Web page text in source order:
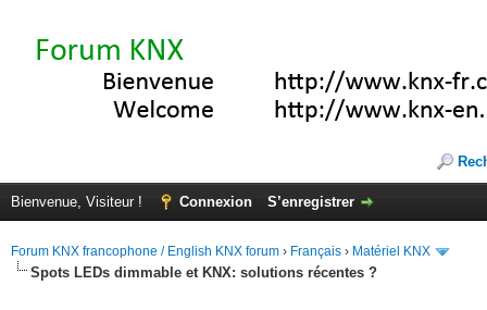
Bienvenue, Visiteur ! Connexion S’enregistrer
Forum KNX francophone / English KNX forum › Français › Matériel KNX
Spots LEDs dimmable et KNX: solutions récentes ?